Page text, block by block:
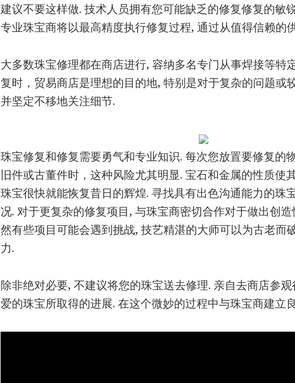
建议不要这样做. 技术人员拥有您可能缺乏的修复修复的敏
专业珠宝商将以最高精度执行修复过程, 通过从值得信赖的
大多数珠宝修理都在商店进行, 容纳多名专门从事焊接等特
复时，贸易商店是理想的目的地, 特别是对于复杂的问题或
并坚定不移地关注细节.
珠宝修复和修复需要勇气和专业知识. 每次您放置要修复的
旧件或古董件时，这种风险尤其明显. 宝石和金属的性质使
珠宝很快就能恢复昔日的辉煌. 寻找具有出色沟通能力的珠
况. 对于更复杂的修复项目, 与珠宝商密切合作对于做出创
然有些项目可能会遇到挑战, 技艺精湛的大师可以为古老
力.
除非绝对必要, 不建议将您的珠宝送去修理. 亲自去商店参
爱的珠宝所取得的进展. 在这个微妙的过程中与珠宝商建立